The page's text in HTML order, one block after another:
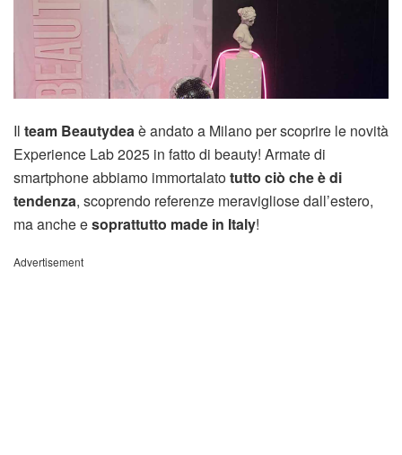
Il team Beautydea è andato a Milano per scoprire le novità
Experience Lab 2025 in fatto di beauty! Armate di
smartphone abbiamo immortalatotutto ciò che è di
tendenza, scoprendo referenze meravigliose dall’estero,
ma anche esoprattutto made in Italy!
Advertisement